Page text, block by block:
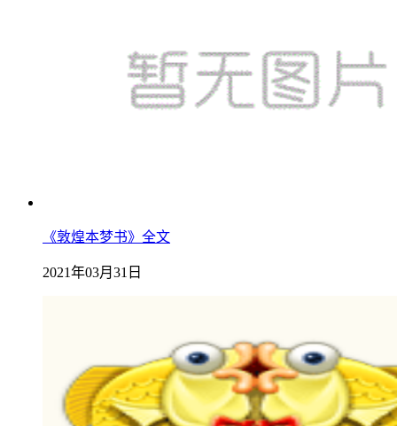
《敦煌本梦书》全文
2021年03月31日